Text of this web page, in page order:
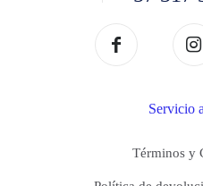
Servicio
Términos y